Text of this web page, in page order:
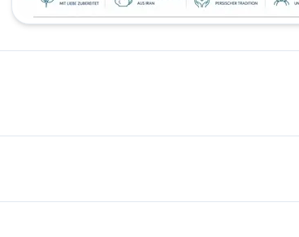
هامبورگ 🍽️ غذاهای ایرانی طبق متن ثبت‌شده 🔥